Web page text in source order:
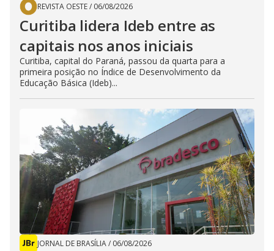
REVISTA OESTE/ 06/08/2026
Curitiba lidera Ideb entre as
capitais nos anos iniciais
Curitiba, capital do Paraná, passou da quarta para a
primeira posição no Índice de Desenvolvimento da
Educação Básica (Ideb)...
JORNAL DE BRASÍLIA/ 06/08/2026